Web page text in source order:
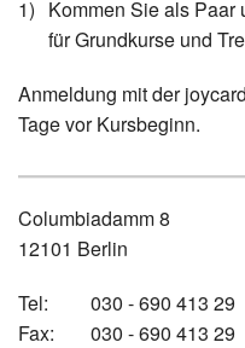
Kommen Sie als
für Grundkurse und
Anmeldung mit der
Tage vor Kursbeginn.
Columbiadamm 8
12101 Berlin
Tel:
030 - 690 413 29
Fax:
030 - 690 413 29